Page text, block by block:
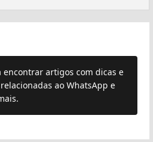
encontrar artigos com dicas e
ao WhatsApp e